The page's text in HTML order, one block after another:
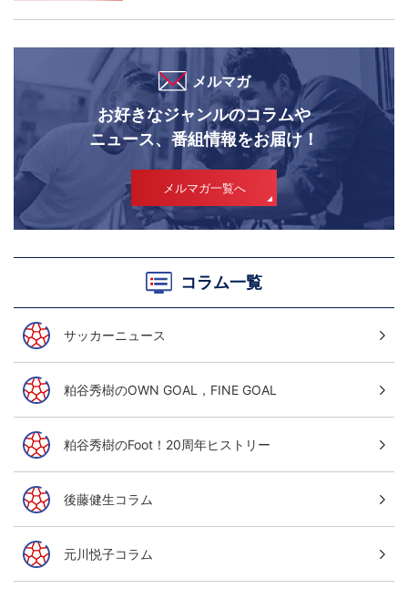
メルマガ
お好きなジャンルのコラムや
ニュース、番組情報をお届け！
メルマガ一覧へ
コラム一覧
サッカーニュース
粕谷秀樹のOWN GOAL，FINE GOAL
粕谷秀樹のFoot！20周年ヒストリー
後藤健生コラム
元川悦子コラム